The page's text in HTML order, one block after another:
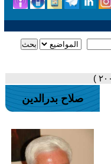
صلاح بدرالدين